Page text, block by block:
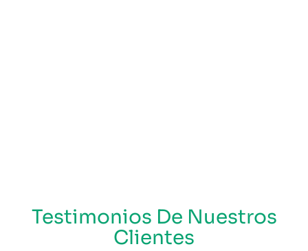
Testimonios De Nuestros
Clientes